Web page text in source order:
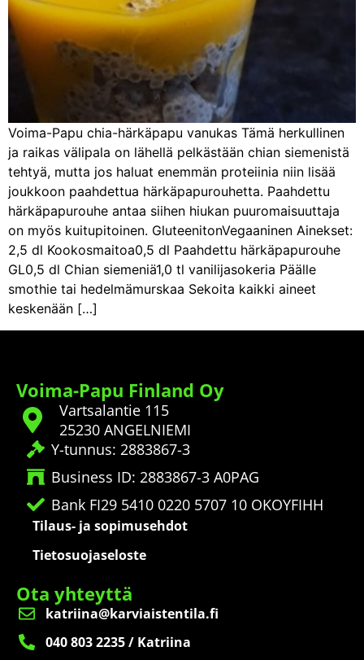
Voima-Papu chia-härkäpapu vanukas Tämä herkullinen
ja raikas välipala on lähellä pelkästään chian siemenistä
tehtyä, mutta jos haluat enemmän proteiinia niin lisää
joukkoon paahdettua härkäpapurouhetta. Paahdettu
härkäpapurouhe antaa siihen hiukan puuromaisuuttaja
on myös kuitupitoinen. GluteenitonVegaaninen Ainekset:
2,5 dl Kookosmaitoa0,5 dl Paahdettu härkäpapurouhe
GL0,5 dl Chian siemeniä1,0 tl vanilijasokeria Päälle
smothie tai hedelmämurskaa Sekoita kaikki aineet
keskenään […]
Voima-Papu Finland Oy
Vartsalantie 115
25230 ANGELNIEMI
Y-tunnus: 2883867-3
Business ID: 2883867-3 A0PAG
Bank FI29 5410 0220 5707 10 OKOYFIHH
Tilaus- ja sopimusehdot
Tietosuojaseloste
Ota yhteyttä
katriina@karviaistentila.fi
040 803 2235 / Katriina